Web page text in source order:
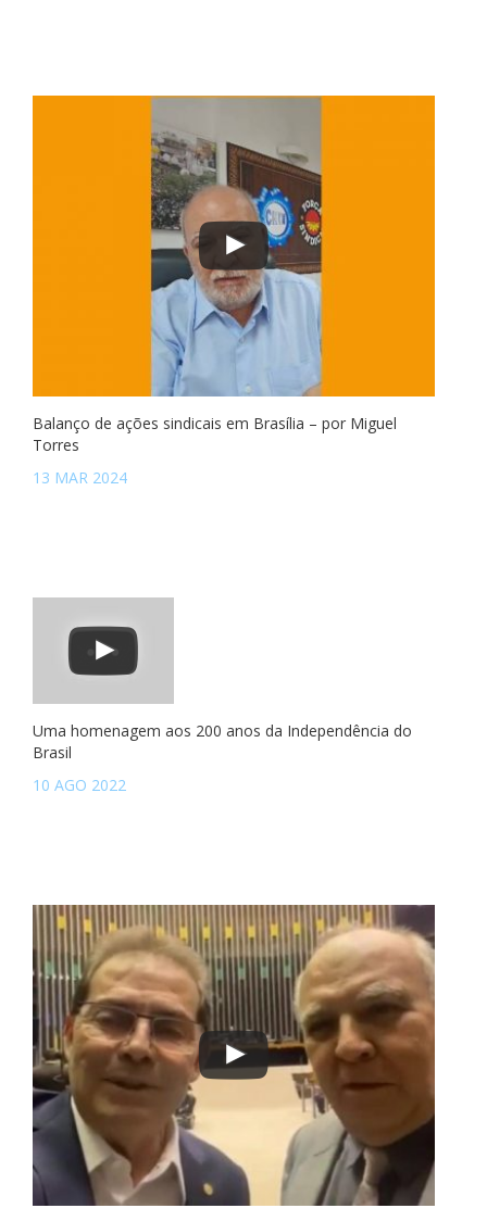
Balanço de ações sindicais em Brasília – por Miguel
Torres
13 MAR 2024
Uma homenagem aos 200 anos da Independência do
Brasil
10 AGO 2022